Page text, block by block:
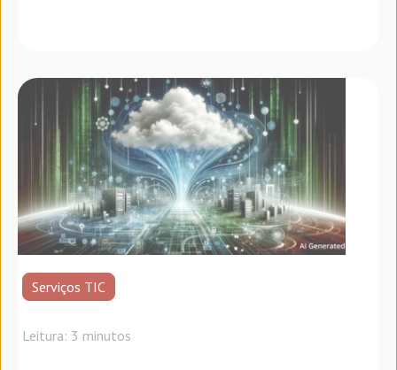
Serviços TIC
Leitura: 3 minutos